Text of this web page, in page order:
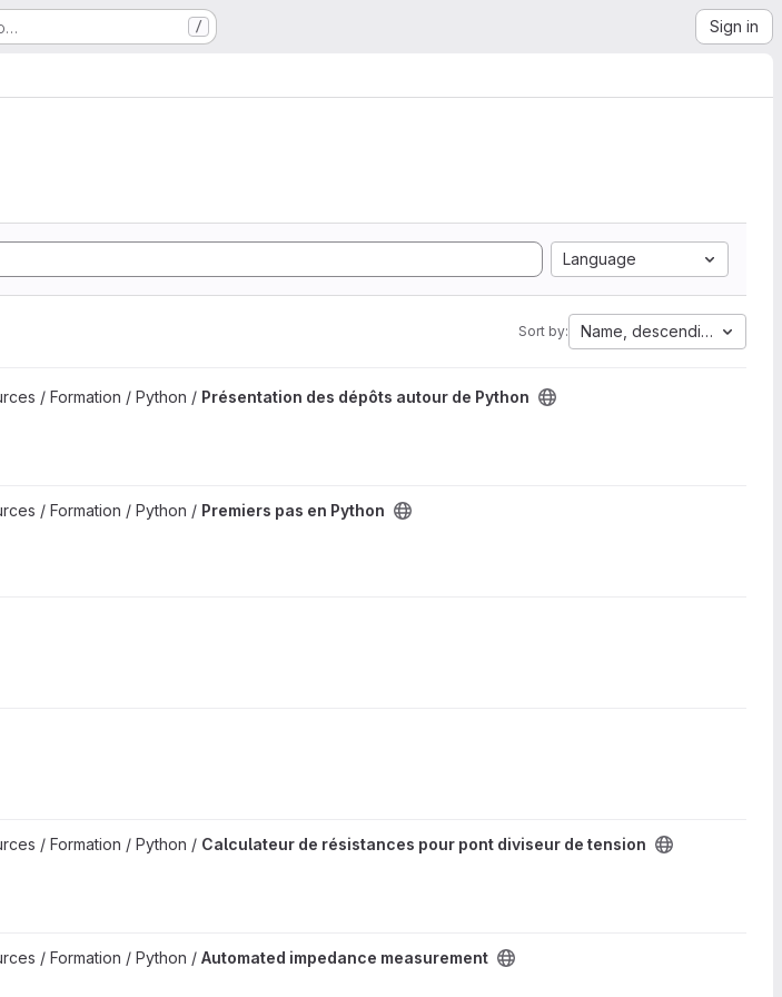
/ Sign in
Language
Sort by: Name, descending
/ Formation / Python / Présentation des dépôts autour de Python
/ Formation / Python / Premiers pas en Python
project
/ Formation / Python / Calculateur de résistances pour pont diviseur de tension
/ Formation / Python / Automated impedance measurement